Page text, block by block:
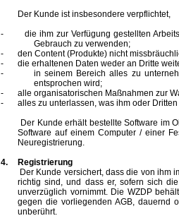
Der Kunde ist insbesondere verpflichtet,
-
die ihm zur Verfügung gestellten
Gebrauch zu verwenden;
-
den Content (Produkte) nicht
-
die erhaltenen Daten weder an Dritte
-
in seinem Bereich alles zu
entsprochen wird;
-
alle organisatorischen Maßnahmen zur
-
alles zu unterlassen, was ihm oder
Der Kunde erhält bestellte Software im
Software auf einem Computer / einer
Neuregistrierung.
4.
Registrierung
Der Kunde versichert, dass die von ihm
richtig sind, und dass er, sofern sich
unverzüglich vornimmt. Die WZDP
gegen die vorliegenden AGB, dauernd
unberührt.